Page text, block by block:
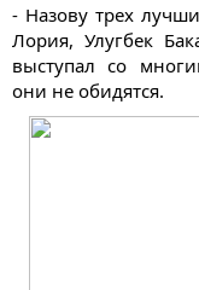
- Назову трех
Лория, Улугбек
выступал со
они не обидятся.